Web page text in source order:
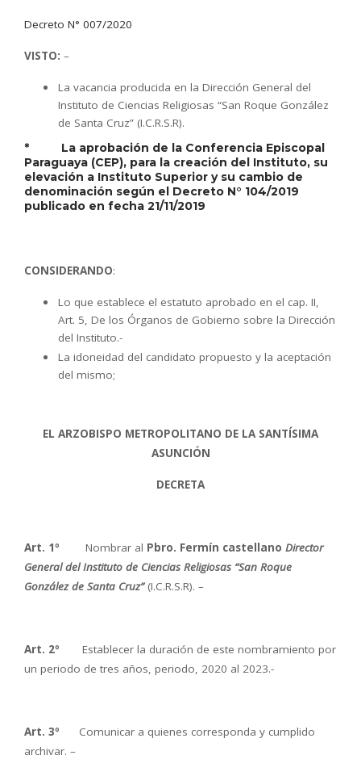
Decreto N° 007/2020
VISTO: –
La vacancia producida en la Dirección General del
Instituto de Ciencias Religiosas “San Roque González
de Santa Cruz” (I.C.R.S.R).
* La aprobación de la Conferencia Episcopal
Paraguaya (CEP), para la creación del Instituto, su
elevación a Instituto Superior y su cambio de
denominación según el Decreto N° 104/2019
publicado en fecha 21/11/2019
CONSIDERANDO:
Lo que establece el estatuto aprobado en el cap. II,
Art. 5, De los Órganos de Gobierno sobre la Dirección
del Instituto.-
La idoneidad del candidato propuesto y la aceptación
del mismo;
EL ARZOBISPO METROPOLITANO DE LA SANTÍSIMA
ASUNCIÓN
DECRETA
Art. 1º Nombrar al Pbro. Fermín castellano Director
General del Instituto de Ciencias Religiosas “San Roque
González de Santa Cruz”(I.C.R.S.R). –
Art. 2º Establecer la duración de este nombramiento por
un periodo de tres años, periodo, 2020 al 2023.-
Art. 3º Comunicar a quienes corresponda y cumplido
archivar. –